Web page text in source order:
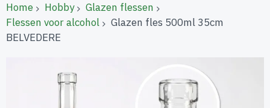
Home Hobby
Glazen flessen
Flessen voor alcohol
Glazen fles 500ml 35cm
BELVEDERE